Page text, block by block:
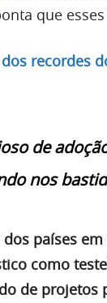
que
recordes
de
nos
países
como
de projetos